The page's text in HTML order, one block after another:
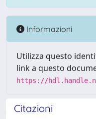
Informazioni
Utilizza questo
link a questo
https://
Citazioni